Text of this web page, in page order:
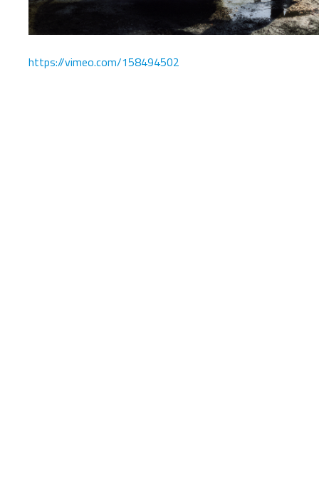
https://vimeo.com/158494502